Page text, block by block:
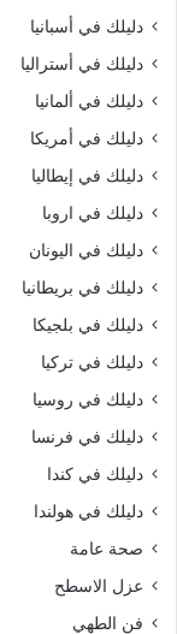
دليلك في أسبانيا
دليلك في أستراليا
دليلك في ألمانيا
دليلك في أمريكا
دليلك في إيطاليا
دليلك في اروبا
دليلك في اليونان
دليلك في بريطانيا
دليلك في بلجيكا
دليلك في تركيا
دليلك في روسيا
دليلك في فرنسا
دليلك في كندا
دليلك في هولندا
صحة عامة
عزل الاسطح
فن الطهي